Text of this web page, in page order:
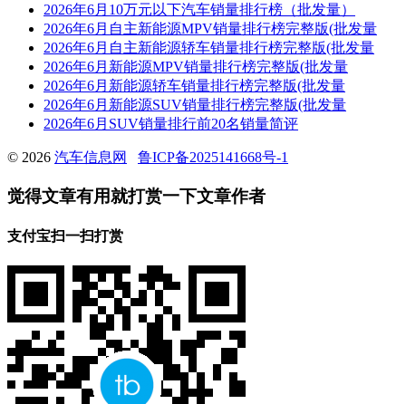
2026年6月10万元以下汽车销量排行榜（批发量）
2026年6月自主新能源MPV销量排行榜完整版(批发量
2026年6月自主新能源轿车销量排行榜完整版(批发量
2026年6月新能源MPV销量排行榜完整版(批发量
2026年6月新能源轿车销量排行榜完整版(批发量
2026年6月新能源SUV销量排行榜完整版(批发量
2026年6月SUV销量排行前20名销量简评
© 2026 汽车信息网 鲁ICP备2025141668号-1
觉得文章有用就打赏一下文章作者
支付宝扫一扫打赏